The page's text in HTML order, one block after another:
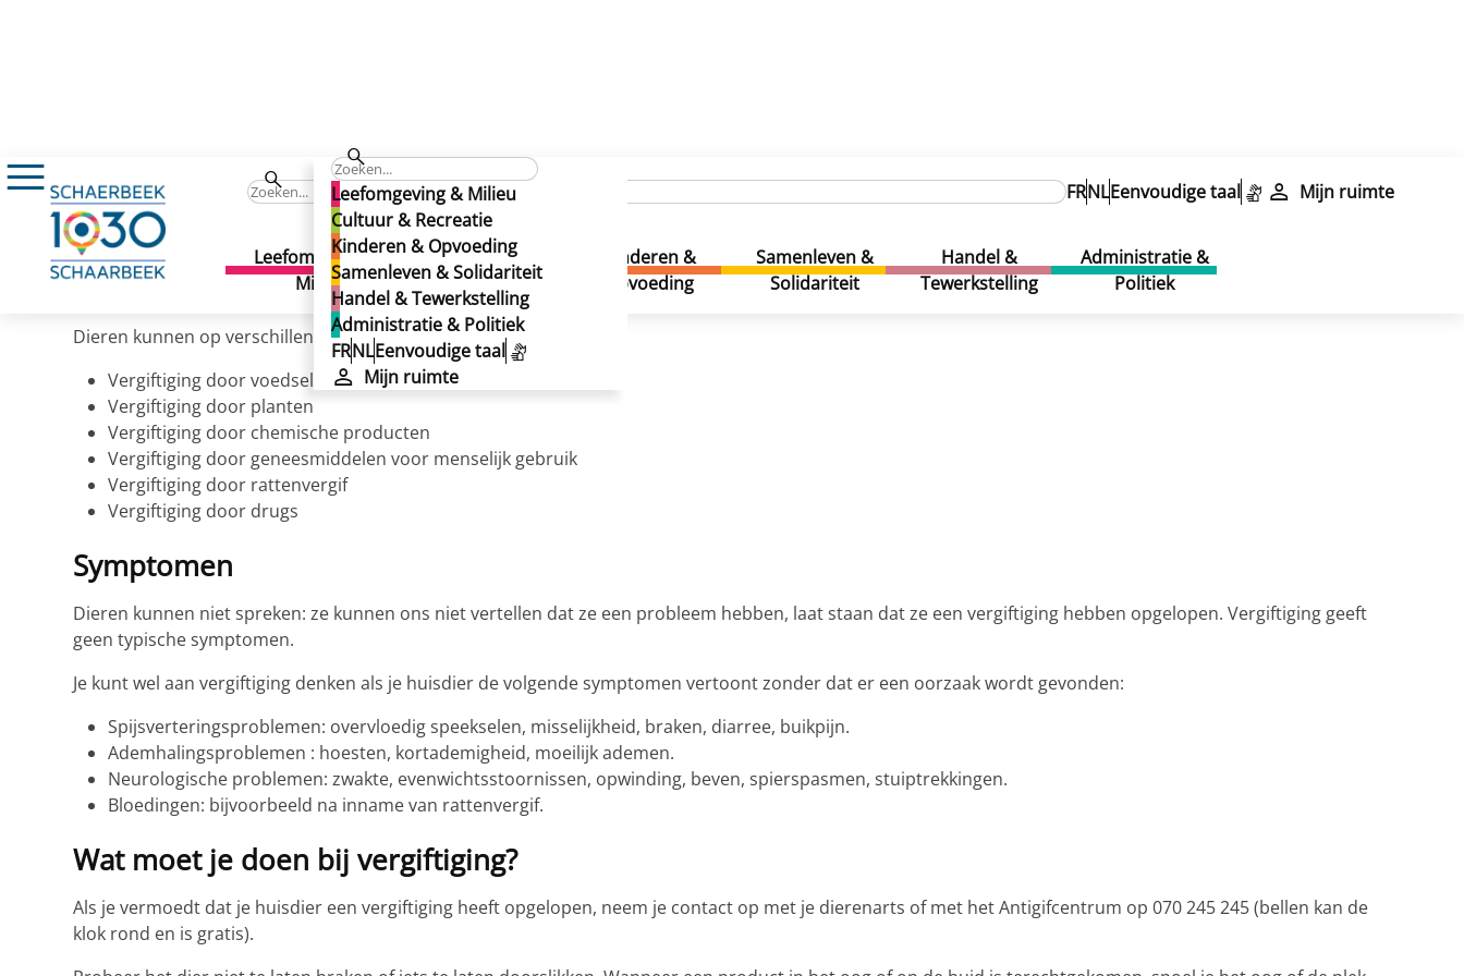
Leefomgeving & Milieu
Cultuur & Recreatie
Kinderen & Opvoeding
Samenleven & Solidariteit
Handel & Tewerkstelling
Administratie & Politiek
FRNLEenvoudige taal
Mijn ruimte
FRNLEenvoudige taal Mijn ruimte
Leefomgeving &
Milieu
Cultuur &
Recreatie
Kinderen &
Opvoeding
Samenleven &
Solidariteit
Handel &
Tewerkstelling
Administratie &
Politiek
Leefomgeving & Milieu Dierenwelzijn Huisdieren
Vergiftiging van dieren
Vergiftiging van dieren
Laatste wijziging: 17/01/2025
Dieren kunnen op verschillende manieren een vergiftiging oplopen:
Vergiftiging door voedsel
Vergiftiging door planten
Vergiftiging door chemische producten
Vergiftiging door geneesmiddelen voor menselijk gebruik
Vergiftiging door rattenvergif
Vergiftiging door drugs
Symptomen
Dieren kunnen niet spreken: ze kunnen ons niet vertellen dat ze een probleem hebben, laat staan dat ze een vergiftiging hebben opgelopen. Vergiftiging geeft
geen typische symptomen.
Je kunt wel aan vergiftiging denken als je huisdier de volgende symptomen vertoont zonder dat er een oorzaak wordt gevonden:
Spijsverteringsproblemen: overvloedig speekselen, misselijkheid, braken, diarree, buikpijn.
Ademhalingsproblemen : hoesten, kortademigheid, moeilijk ademen.
Neurologische problemen: zwakte, evenwichtsstoornissen, opwinding, beven, spierspasmen, stuiptrekkingen.
Bloedingen: bijvoorbeeld na inname van rattenvergif.
Wat moet je doen bij vergiftiging?
Als je vermoedt dat je huisdier een vergiftiging heeft opgelopen, neem je contact op met je dierenarts of met het Antigifcentrum op 070 245 245 (bellen kan de
klok rond en is gratis).